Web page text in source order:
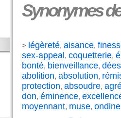
Synonymes
> légèreté, aisance,
sex-appeal , coquetterie,
bonté, bienveillance,
abolition, absolution,
protection, absoudre,
don, éminence,
moyennant, muse, ondine